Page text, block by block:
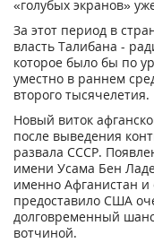
«голубых экранов»
За этот период в
власть Талибана -
которое было бы по
уместно в раннем
второго тысячелетия.
Новый виток
после выведения
развала СССР.
имени Усама Бен
именно Афганистан и
предоставило США
долговременный
вотчиной.